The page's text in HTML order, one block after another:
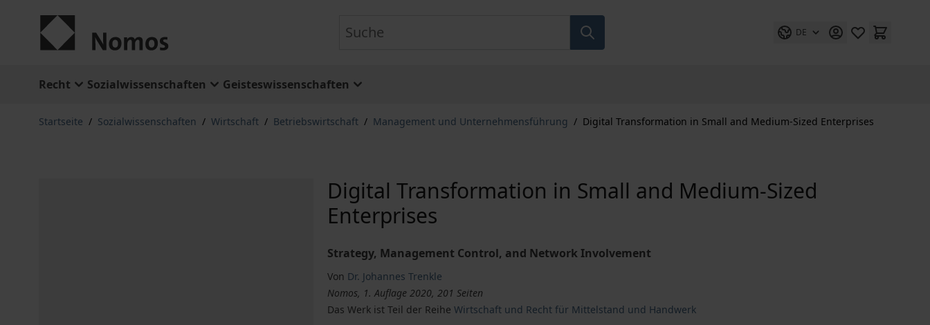
DE
Recht Sozialwissenschaften Geisteswissenschaften
Startseite / Sozialwissenschaften / Wirtschaft / Betriebswirtschaft / Management und Unternehmensführung / Digital Transformation in Small and Medium-Sized Enterprises
Digital Transformation in Small and Medium-Sized
Enterprises
Strategy, Management Control, and Network Involvement
Von Dr. Johannes Trenkle
Nomos, 1. Auflage 2020, 201 Seiten
Das Werk ist Teil der ReiheWirtschaft und Recht für Mittelstand und Handwerk